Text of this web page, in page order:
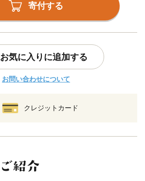
寄付する
お気に入りに追加する
お問い合わせについて
クレジットカード